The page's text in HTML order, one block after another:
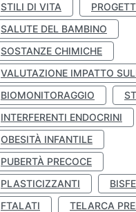
STILI DI VITA
SALUTE DEL BAMBINO
SOSTANZE CHIMICHE
VALUTAZIONE IMPATTO
BIOMONITORAGGIO
INTERFERENTI ENDOCRINI
OBESITÀ INFANTILE
PUBERTÀ PRECOCE
PLASTICIZZANTI
FTALATI
TELARCA